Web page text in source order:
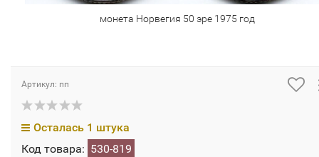
монета Норвегия 50 эре 1975 год
Артикул: пп
Осталась 1 штука
Код товара: 530-819